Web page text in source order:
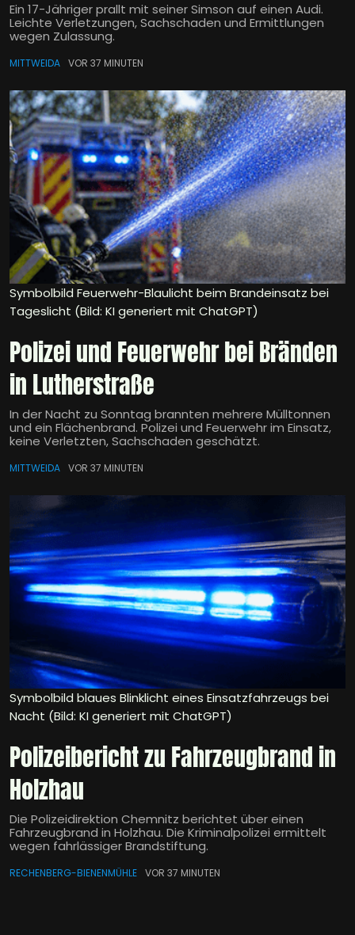
Ein 17-Jähriger prallt mit seiner Simson auf einen Audi.
Leichte Verletzungen, Sachschaden und Ermittlungen
wegen Zulassung.
MITTWEIDA VOR 37 MINUTEN
Symbolbild Feuerwehr-Blaulicht beim Brandeinsatz bei
Tageslicht (Bild: KI generiert mit ChatGPT)
Polizei und Feuerwehr bei Bränden
in Lutherstraße
In der Nacht zu Sonntag brannten mehrere Mülltonnen
und ein Flächenbrand. Polizei und Feuerwehr im Einsatz,
keine Verletzten, Sachschaden geschätzt.
MITTWEIDA VOR 37 MINUTEN
Symbolbild blaues Blinklicht eines Einsatzfahrzeugs bei
Nacht (Bild: KI generiert mit ChatGPT)
Polizeibericht zu Fahrzeugbrand in
Holzhau
Die Polizeidirektion Chemnitz berichtet über einen
Fahrzeugbrand in Holzhau. Die Kriminalpolizei ermittelt
wegen fahrlässiger Brandstiftung.
RECHENBERG-BIENENMÜHLE VOR 37 MINUTEN